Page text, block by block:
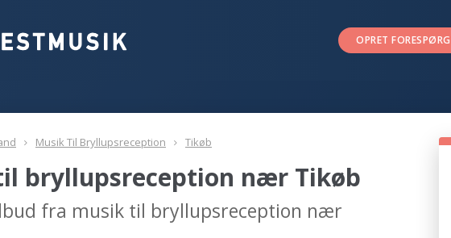
OPRET
Musik Til Bryllupsreception Tikøb
bryllupsreception nær Tikøb
fra musik til bryllupsreception nær